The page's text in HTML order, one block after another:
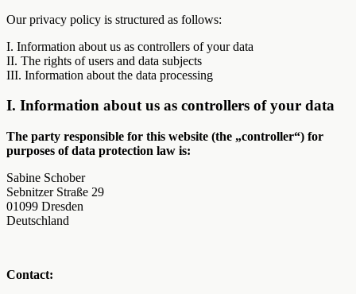
Our privacy policy is structured as follows:
I. Information about us as controllers of your data
II. The rights of users and data subjects
III. Information about the data processing
I. Information about us as controllers of your data
The party responsible for this website (the „controller“) for
purposes of data protection law is:
Sabine Schober
Sebnitzer Straße 29
01099 Dresden
Deutschland
Contact: